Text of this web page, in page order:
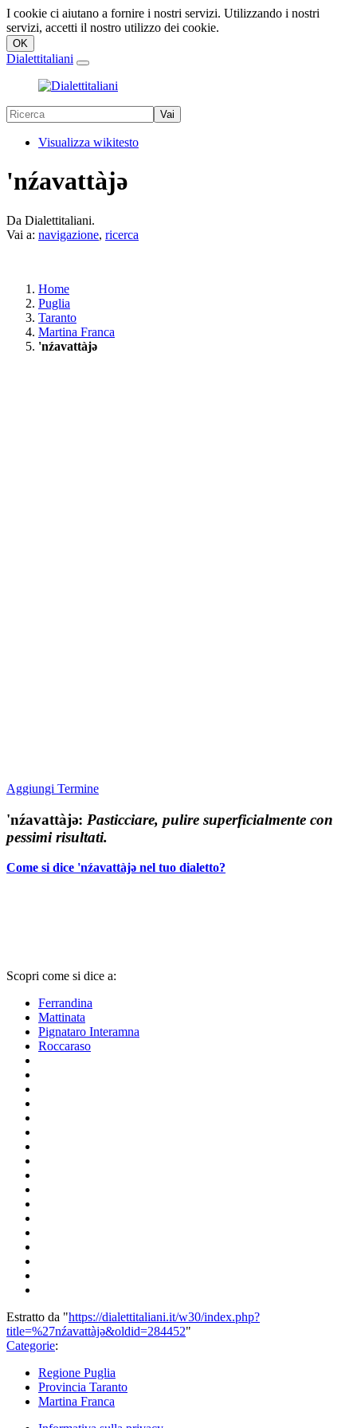
I cookie ci aiutano a fornire i nostri servizi. Utilizzando i nostri
servizi, accetti il nostro utilizzo dei cookie.
Dialettitaliani
Visualizza wikitesto
'nźavattàjǝ
Da Dialettitaliani.
Vai a: navigazione, ricerca
Home
Puglia
Taranto
Martina Franca
'nźavattàjǝ
Aggiungi Termine
'nźavattàjǝ: Pasticciare, pulire superficialmente con
pessimi risultati.
Come si dice 'nźavattàjǝ nel tuo dialetto?
Scopri come si dice a:
Ferrandina
Mattinata
Pignataro Interamna
Roccaraso
Estratto da "https://dialettitaliani.it/w30/index.php?
title=%27nźavattàjǝ&oldid=284452"
Categorie:
Regione Puglia
Provincia Taranto
Martina Franca